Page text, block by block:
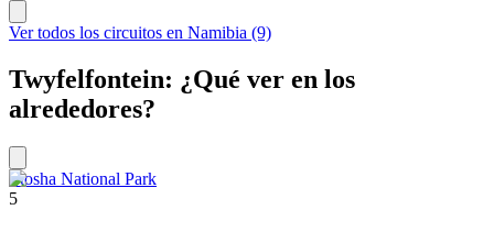
Ver todos los circuitos en Namibia (9)
Twyfelfontein: ¿Qué ver en los
alrededores?
Etosha National Park
5